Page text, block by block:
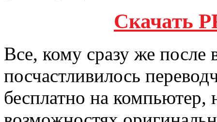
Скачать
Все, кому сразу же после
посчастливилось
бесплатно на компьютер,